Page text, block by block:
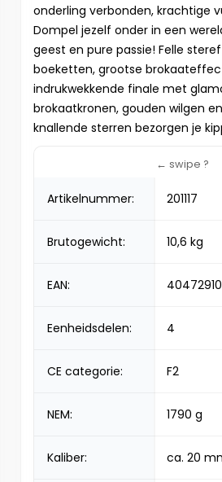
onderling verbonden, krachtige
Dompel jezelf onder in een
geest en pure passie! Felle
boeketten, grootse
indrukwekkende finale met
brokaatkronen, gouden wilgen
knallende sterren bezorgen je
Artikelnummer: 201117
Brutogewicht: 10,6 kg
EAN:
Eenheidsdelen: 4
CE categorie: F2
NEM: 1790 g
Kaliber: ca. 20